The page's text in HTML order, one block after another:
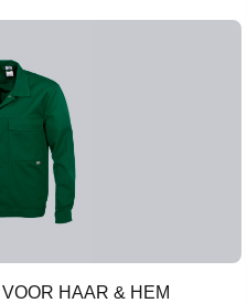
HAAR & HEM